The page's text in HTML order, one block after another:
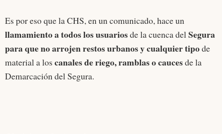
Es por eso que la CHS, en un comunicado, hace un
llamamiento a todos los usuariosde la cuenca delSegura
para que no arrojen restos urbanos y cualquier tipode
material a los canales de riego, ramblas ocaucesde la
Demarcación del Segura.